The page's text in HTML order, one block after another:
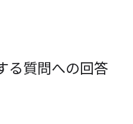
る質問への回答